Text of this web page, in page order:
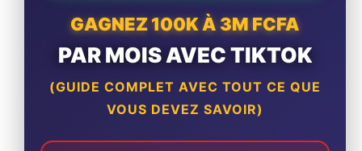
GAGNEZ 100K À 3M FCFA
PAR MOIS AVEC TIKTOK
(GUIDE COMPLET AVEC TOUT CE QUE
VOUS DEVEZ SAVOIR)